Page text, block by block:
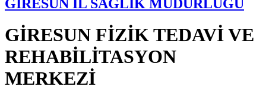
GİRESUN İL SAĞLIK MÜDÜRLÜĞÜ
GİRESUN FİZİK TEDAVİ VE
REHABİLİTASYON
MERKEZİ